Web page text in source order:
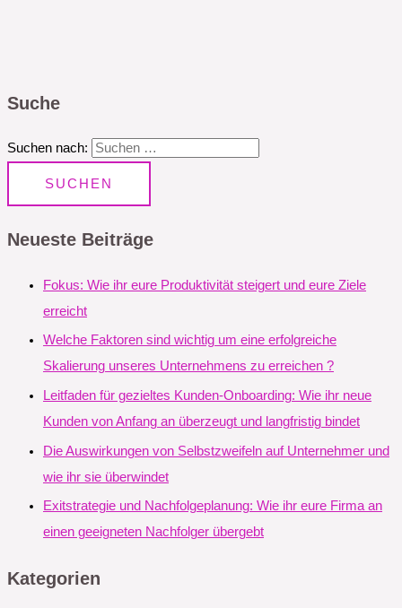
Suche
Suchen nach:
Neueste Beiträge
Fokus: Wie ihr eure Produktivität steigert und eure Ziele
erreicht
Welche Faktoren sind wichtig um eine erfolgreiche
Skalierung unseres Unternehmens zu erreichen ?
Leitfaden für gezieltes Kunden-Onboarding: Wie ihr neue
Kunden von Anfang an überzeugt und langfristig bindet
Die Auswirkungen von Selbstzweifeln auf Unternehmer und
wie ihr sie überwindet
Exitstrategie und Nachfolgeplanung: Wie ihr eure Firma an
einen geeigneten Nachfolger übergebt
Kategorien